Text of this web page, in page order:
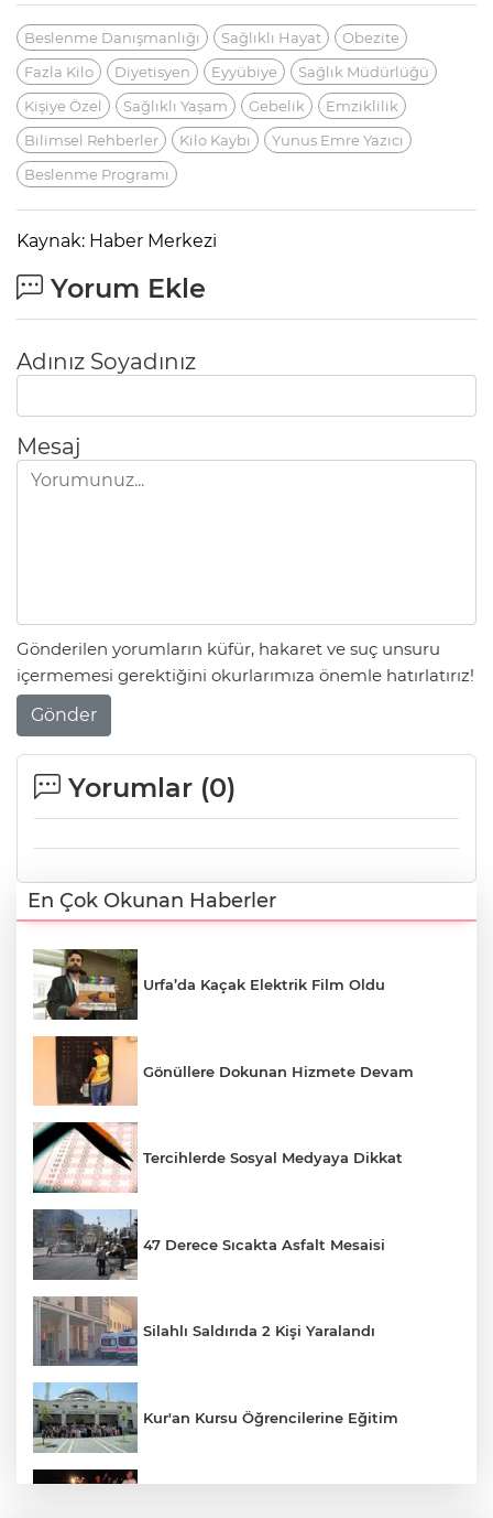
Beslenme Danışmanlığı Sağlıklı Hayat
Obezite
Fazla Kilo
Diyetisyen Eyyübiye
Sağlık Müdürlüğü
Kişiye Özel
Sağlıklı Yaşam Gebelik
Emziklilik
Bilimsel Rehberler
Kilo Kaybı
Yunus Emre Yazıcı
Beslenme Programı
Kaynak: Haber Merkezi
Yorum Ekle
Adınız Soyadınız
Mesaj
Gönderilen yorumların küfür, hakaret ve suç unsuru
içermemesi gerektiğini okurlarımıza önemle hatırlatırız!
Gönder
Yorumlar (0)
En Çok Okunan Haberler
Urfa’da Kaçak Elektrik Film Oldu
Gönüllere Dokunan Hizmete Devam
Tercihlerde Sosyal Medyaya Dikkat
47 Derece Sıcakta Asfalt Mesaisi
Silahlı Saldırıda 2 Kişi Yaralandı
Kur'an Kursu Öğrencilerine Eğitim